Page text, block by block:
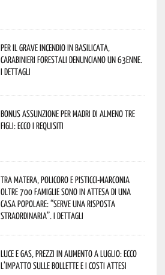
Per il grave incendio in Basilicata,
Carabinieri forestali denunciano un 63enne.
I dettagli
Bonus assunzione per madri di almeno tre
figli: ecco i requisiti
Tra Matera, Policoro e Pisticci-Marconia
oltre 700 famiglie sono in attesa di una
casa popolare: “serve una risposta
straordinaria”. I dettagli
Luce e gas, prezzi in aumento a luglio: ecco
l’impatto sulle bollette e i costi attesi